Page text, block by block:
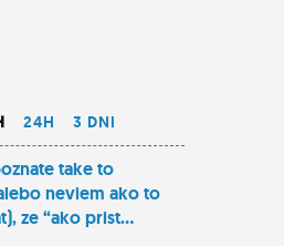
24H 3 DNI
take to
neviem ako to
ze “ako prist...